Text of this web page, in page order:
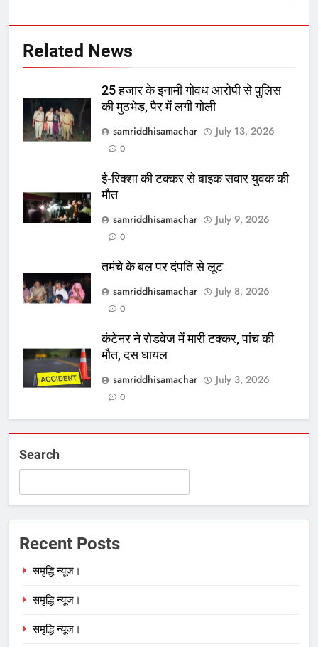
Related News
25 हजार के इनामी गोवध आरोपी से पुलिस
की मुठभेड़, पैर में लगी गोली
samriddhisamachar
July 13, 2026
0
ई-रिक्शा की टक्कर से बाइक सवार युवक की
मौत
samriddhisamachar
July 9, 2026
0
तमंचे के बल पर दंपति से लूट
samriddhisamachar
July 8, 2026
0
कंटेनर ने रोडवेज में मारी टक्कर, पांच की
मौत, दस घायल
samriddhisamachar
July 3, 2026
0
Search
Recent Posts
समृद्धि न्यूज।
समृद्धि न्यूज।
समृद्धि न्यूज।